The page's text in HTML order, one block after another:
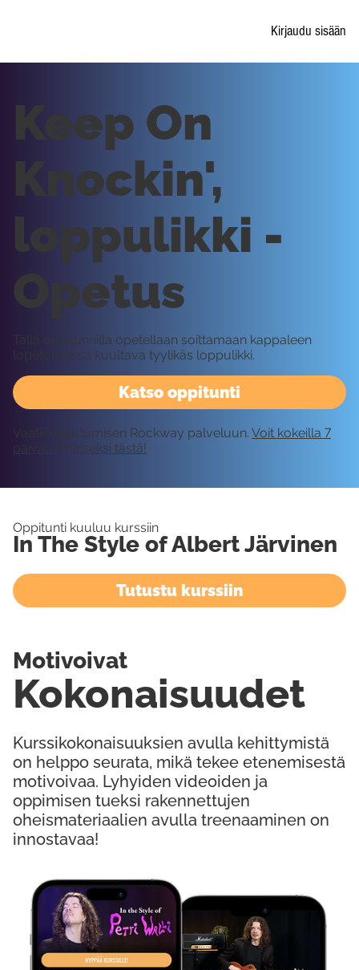
Kirjaudu sisään
Katso oppitunti
Keep On
Knockin',
loppulikki -
Opetus
Tällä oppitunnilla opetellaan soittamaan kappaleen
lopetuksessa kuultava tyylikäs loppulikki.
Vaatii kirjautumisen Rockway palveluun. Voit kokeilla 7
päivää ilmaiseksi tästä!
Oppitunti kuuluu kurssiin
In The Style of Albert Järvinen
Tutustu kurssiin
Kurssikokonaisuuksien avulla kehittymistä
on helppo seurata, mikä tekee etenemisestä
motivoivaa. Lyhyiden videoiden ja
oppimisen tueksi rakennettujen
oheismateriaalien avulla treenaaminen on
innostavaa!
Kokonaisuudet
Motivoivat